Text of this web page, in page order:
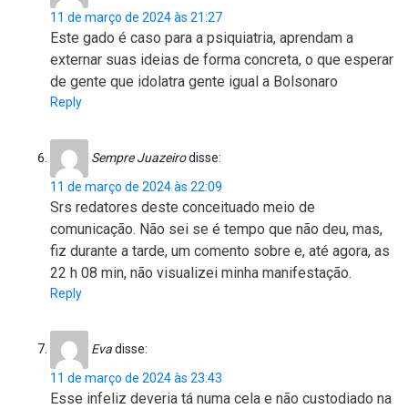
11 de março de 2024 às 21:27
Este gado é caso para a psiquiatria, aprendam a
externar suas ideias de forma concreta, o que esperar
de gente que idolatra gente igual a Bolsonaro
Reply
Sempre Juazeirodisse:
11 de março de 2024 às 22:09
Srs redatores deste conceituado meio de
comunicação. Não sei se é tempo que não deu, mas,
fiz durante a tarde, um comento sobre e, até agora, as
22 h 08 min, não visualizei minha manifestação.
Reply
Evadisse:
11 de março de 2024 às 23:43
Esse infeliz deveria tá numa cela e não custodiado na